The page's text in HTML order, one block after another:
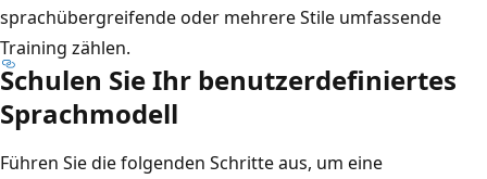
sprachübergreifende oder mehrere Stile umfassende
Training zählen.
Schulen Sie Ihr benutzerdefiniertes
Sprachmodell
Führen Sie die folgenden Schritte aus, um eine